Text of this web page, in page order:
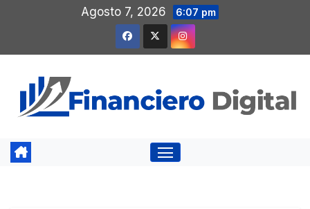
contenido
Agosto 7, 2026 6:07 pm